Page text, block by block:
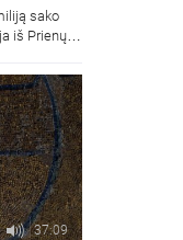
sako
iš Prienų
37:09